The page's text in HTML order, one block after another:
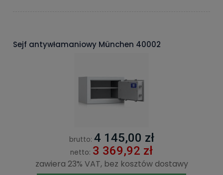
Sejf antywłamaniowy München 40002
brutto: 4 145,00 zł
netto: 3 369,92 zł
zawiera 23% VAT, bez kosztów dostawy